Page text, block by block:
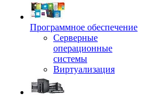
Программное обеспечение
Серверные
операционные
системы
Виртуализация